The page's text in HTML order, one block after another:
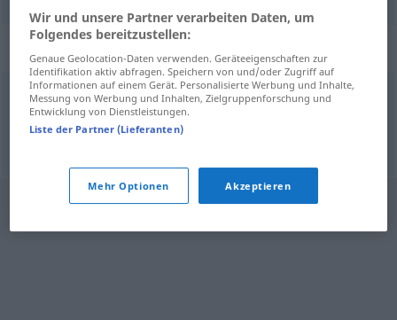
Synonyme für "Gässchen"
Weg,Gasse
Wir und unsere Partner verarbeiten Daten, um
Folgendes bereitzustellen:
Genaue Geolocation-Daten verwenden. Geräteeigenschaften zur
Identifikation aktiv abfragen. Speichern von und/oder Zugriff auf
Informationen auf einem Gerät. Personalisierte Werbung und Inhalte,
Messung von Werbung und Inhalten, Zielgruppenforschung und
Entwicklung von Dienstleistungen.
Liste der Partner (Lieferanten)
Mehr Optionen Akzeptieren